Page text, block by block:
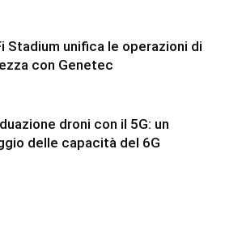
Stadium unifica le operazioni di
con Genetec
droni con il 5G: un
delle capacità del 6G